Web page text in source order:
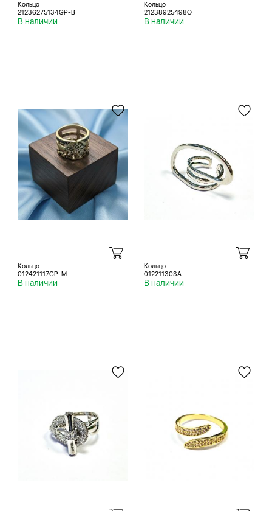
Кольцо
21236275134GP-B
В наличии
Кольцо
21238925498O
В наличии
Кольцо
012421117GP-M
В наличии
Кольцо
012211303A
В наличии